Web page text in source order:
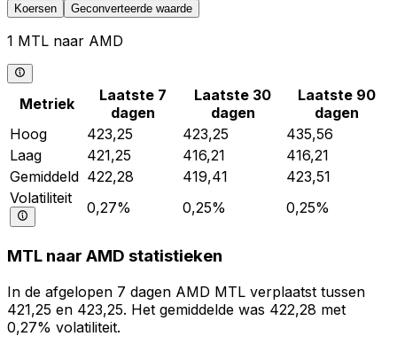
Koersen Geconverteerde waarde
1 MTL naar AMD
Metriek
Laatste 7
dagen
Laatste 30
dagen
Laatste 90
dagen
Hoog
423,25 423,25
435,56
Laag
421,25 416,21
416,21
Gemiddeld 422,28 419,41
423,51
Volatiliteit
0,27% 0,25% 0,25%
MTL naar AMD statistieken
In de afgelopen 7 dagen AMD MTL verplaatst tussen
421,25 en 423,25. Het gemiddelde was 422,28 met
0,27% volatiliteit.